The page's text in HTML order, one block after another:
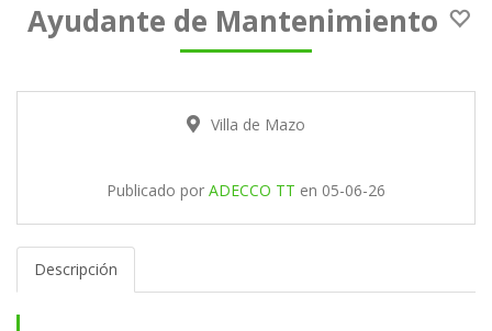
Ayudante de Mantenimiento
Villa de Mazo
Publicado por ADECCO TT en 05-06-26
Descripción